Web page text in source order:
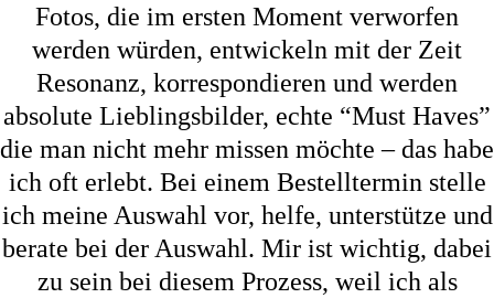
Fotos, die im ersten Moment verworfen
werden würden, entwickeln mit der Zeit
Resonanz, korrespondieren und werden
absolute Lieblingsbilder, echte “Must Haves”
die man nicht mehr missen möchte – das habe
ich oft erlebt. Bei einem Bestelltermin stelle
ich meine Auswahl vor, helfe, unterstütze und
berate bei der Auswahl. Mir ist wichtig, dabei
zu sein bei diesem Prozess, weil ich als